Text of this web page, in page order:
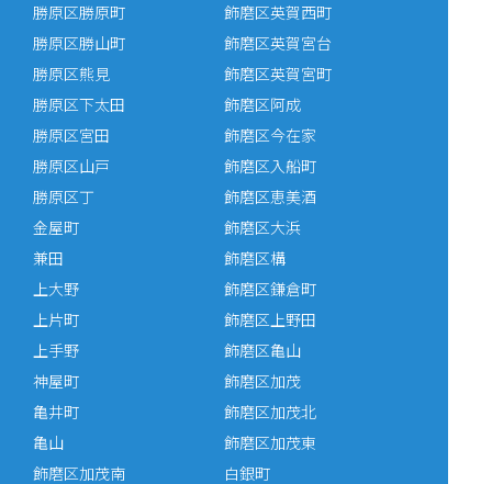
勝原区勝原町
勝原区勝山町
勝原区熊見
勝原区下太田
勝原区宮田
勝原区山戸
勝原区丁
金屋町
兼田
上大野
上片町
上手野
神屋町
亀井町
亀山
飾磨区英賀西町
飾磨区英賀宮台
飾磨区英賀宮町
飾磨区阿成
飾磨区今在家
飾磨区入船町
飾磨区恵美酒
飾磨区大浜
飾磨区構
飾磨区鎌倉町
飾磨区上野田
飾磨区亀山
飾磨区加茂
飾磨区加茂北
飾磨区加茂東
飾磨区加茂南
白銀町